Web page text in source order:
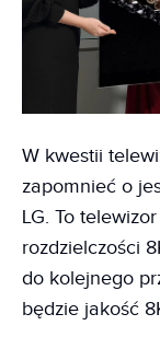
W kwestii
zapomnieć o
LG. To
rozdzielczości
do kolejnego
będzie jakość